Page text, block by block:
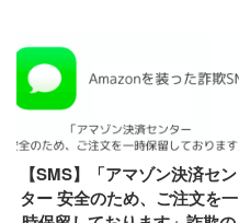
【SMS】「アマゾン決済セン
ター 安全のため、ご注文を一